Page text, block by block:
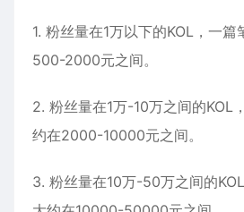
1. 粉丝量在1万以下的KOL，一
500-2000元之间。
2. 粉丝量在1万-10万之间的KOL
约在2000-10000元之间。
3. 粉丝量在10万-50万之间的